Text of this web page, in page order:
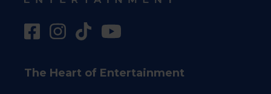
The Heart of Entertainment